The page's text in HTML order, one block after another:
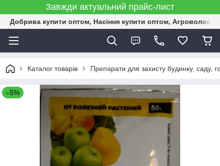
Завжди актуальний прайс-лист
Добрива купити оптом, Насіння купити оптом,
Каталог товарів Препарати для захисту будинку, саду,
–5%